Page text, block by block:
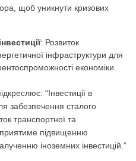
щоб уникнути кризових
: Розвиток
інфраструктури для
економіки.
“Інвестиції в
забезпечення сталого
транспортної та
підвищенню
іноземних інвестицій.”